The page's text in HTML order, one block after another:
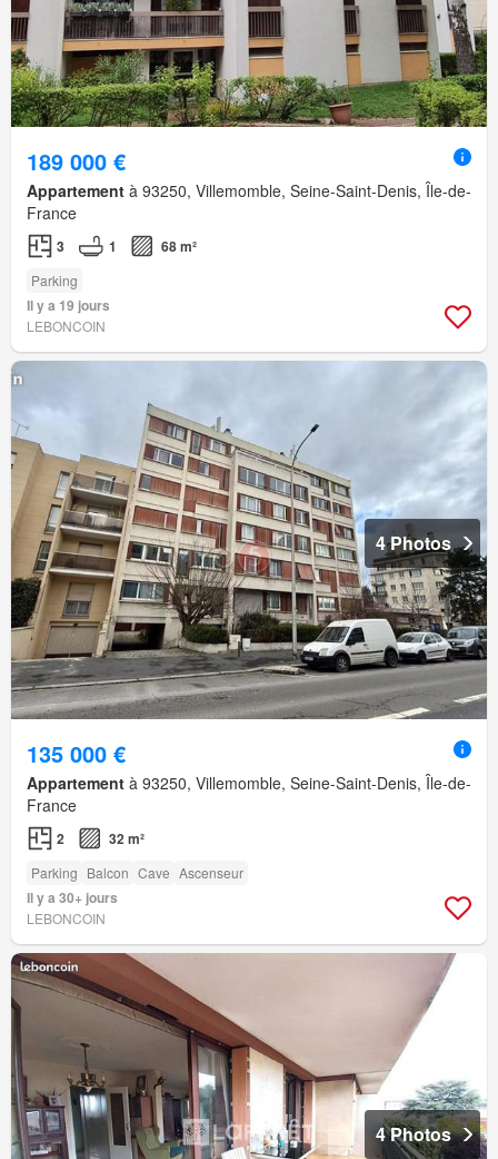
189 000 €
Appartement à 93250, Villemomble, Seine-Saint-Denis, Île-de-
France
3 1 68 m²
Parking
Il y a 19 jours
LEBONCOIN
4 Photos
135 000 €
Appartement à 93250, Villemomble, Seine-Saint-Denis, Île-de-
France
2 32 m²
Parking Balcon Cave Ascenseur
Il y a 30+ jours
LEBONCOIN
4 Photos